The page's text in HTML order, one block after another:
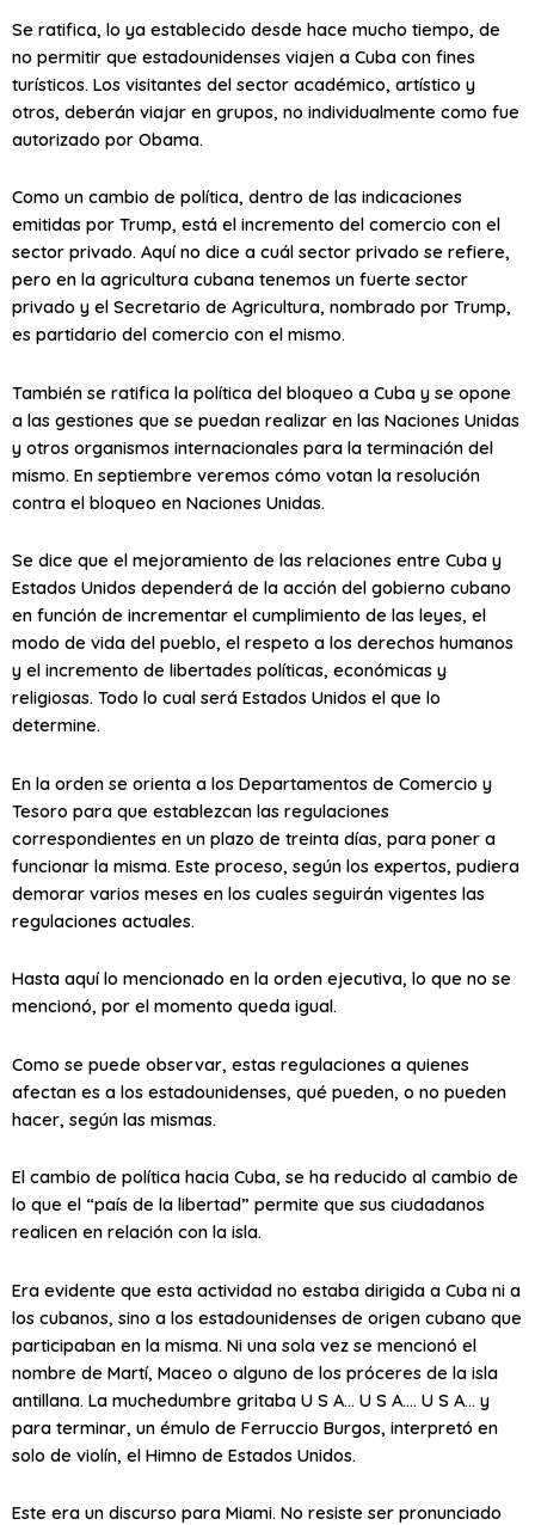
Se ratifica, lo ya establecido desde hace mucho tiempo, de
no permitir que estadounidenses viajen a Cuba con fines
turísticos. Los visitantes del sector académico, artístico y
otros, deberán viajar en grupos, no individualmente como fue
autorizado por Obama.
Como un cambio de política, dentro de las indicaciones
emitidas por Trump, está el incremento del comercio con el
sector privado. Aquí no dice a cuál sector privado se refiere,
pero en la agricultura cubana tenemos un fuerte sector
privado y el Secretario de Agricultura, nombrado por Trump,
es partidario del comercio con el mismo.
También se ratifica la política del bloqueo a Cuba y se opone
a las gestiones que se puedan realizar en las Naciones Unidas
y otros organismos internacionales para la terminación del
mismo. En septiembre veremos cómo votan la resolución
contra el bloqueo en Naciones Unidas.
Se dice que el mejoramiento de las relaciones entre Cuba y
Estados Unidos dependerá de la acción del gobierno cubano
en función de incrementar el cumplimiento de las leyes, el
modo de vida del pueblo, el respeto a los derechos humanos
y el incremento de libertades políticas, económicas y
religiosas. Todo lo cual será Estados Unidos el que lo
determine.
En la orden se orienta a los Departamentos de Comercio y
Tesoro para que establezcan las regulaciones
correspondientes en un plazo de treinta días, para poner a
funcionar la misma. Este proceso, según los expertos, pudiera
demorar varios meses en los cuales seguirán vigentes las
regulaciones actuales.
Hasta aquí lo mencionado en la orden ejecutiva, lo que no se
mencionó, por el momento queda igual.
Como se puede observar, estas regulaciones a quienes
afectan es a los estadounidenses, qué pueden, o no pueden
hacer, según las mismas.
El cambio de política hacia Cuba, se ha reducido al cambio de
lo que el “país de la libertad” permite que sus ciudadanos
realicen en relación con la isla.
Era evidente que esta actividad no estaba dirigida a Cuba ni a
los cubanos, sino a los estadounidenses de origen cubano que
participaban en la misma. Ni una sola vez se mencionó el
nombre de Martí, Maceo o alguno de los próceres de la isla
antillana. La muchedumbre gritaba U S A… U S A…. U S A… y
para terminar, un émulo de Ferruccio Burgos, interpretó en
solo de violín, el Himno de Estados Unidos.
Este era un discurso para Miami. No resiste ser pronunciado